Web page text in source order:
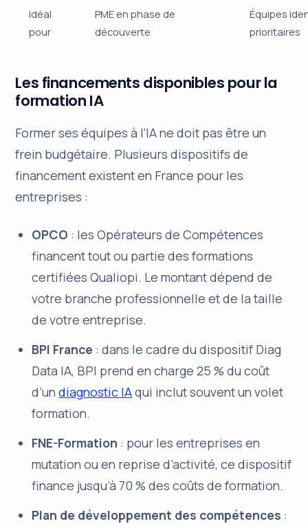
Idéal
pour
PME en phase de
découverte
Équipes
prioritaires
Les financements disponibles pour la
formation IA
Former ses équipes à l’IA ne doit pas être un
frein budgétaire. Plusieurs dispositifs de
financement existent en France pour les
entreprises :
OPCO : les Opérateurs de Compétences
financent tout ou partie des formations
certifiées Qualiopi. Le montant dépend de
votre branche professionnelle et de la taille
de votre entreprise.
BPI France : dans le cadre du dispositif Diag
Data IA, BPI prend en charge 25 % du coût
d’undiagnostic IAqui inclut souvent un volet
formation.
FNE-Formation : pour les entreprises en
mutation ou en reprise d’activité, ce dispositif
finance jusqu’à 70 % des coûts de formation.
Plan de développement des compétences :